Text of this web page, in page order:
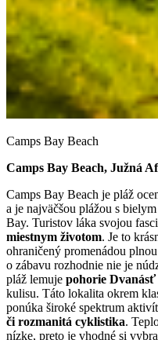
Camps Bay Beach
Camps Bay Beach, Južná
Camps Bay Beach je pláž
a je najväčšou plážou s
Bay. Turistov láka svojou
miestnym životom. Je to
ohraničený promenádou
o zábavu rozhodnie nie je
pláž lemuje pohorie Dvanásť
kulisu. Táto lokalita okrem
ponúka široké spektrum
či rozmanitá cyklistika.
nízke, preto je vhodné si